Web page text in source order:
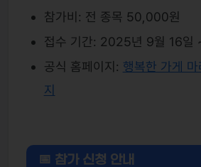
참가비: 전 종목 50,000원
접수 기간: 2025년 9월 16일
공식 홈페이지: 행복한 가게 마
지
📅 참가 신청 안내